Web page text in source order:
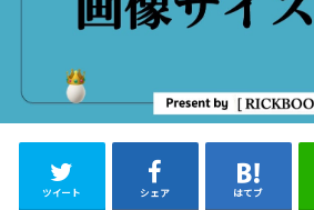
ツイート シェア はてブ